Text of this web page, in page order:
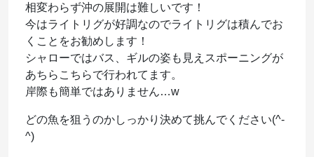
相変わらず沖の展開は難しいです！
今はライトリグが好調なのでライトリグは積んでお
くことをお勧めします！
シャローではバス、ギルの姿も見えスポーニングが
あちらこちらで行われてます。
岸際も簡単ではありません…w
どの魚を狙うのかしっかり決めて挑んでください(^-
^)